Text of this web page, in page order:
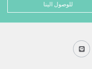
للوصول الينا